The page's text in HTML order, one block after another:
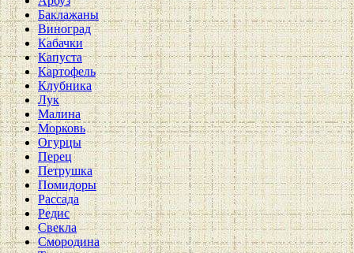
Баклажаны
Виноград
Кабачки
Капуста
Картофель
Клубника
Лук
Малина
Морковь
Огурцы
Перец
Петрушка
Помидоры
Рассада
Редис
Свекла
Смородина